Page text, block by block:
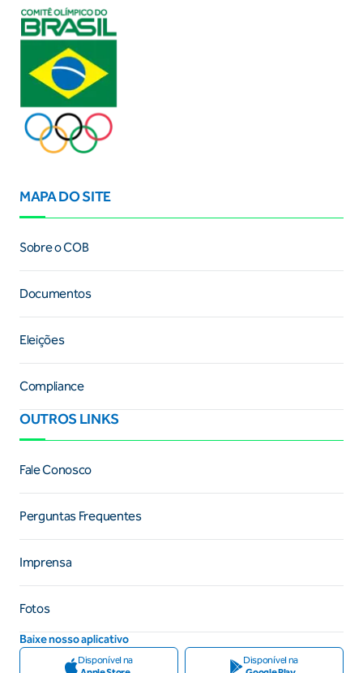
MAPA DO SITE
Sobre o COB
Documentos
Eleições
Compliance
OUTROS LINKS
Fale Conosco
Perguntas Frequentes
Imprensa
Fotos
Baixe nosso aplicativo
Disponível na
Disponível na